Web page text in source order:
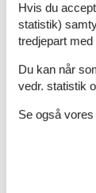
Pafos –
og smukke
Ocean
skildpadder
Afrodites
Afrodites
Hvis du
statistik)
tredjepart
Du kan når
vedr. statistik
Se også vores